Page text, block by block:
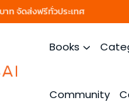
ท จัดส่งฟรีทั่วประเทศ
Books
Community